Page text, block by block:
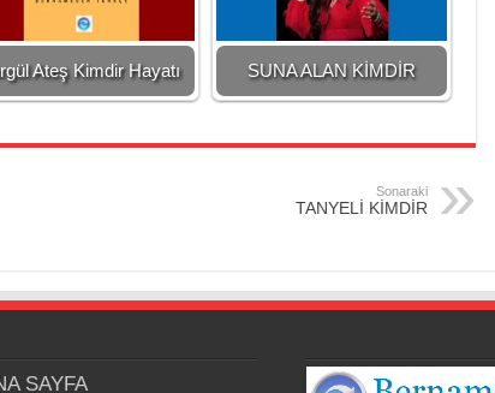
Ateş Kimdir Hayatı SUNA ALAN KİMDİR
Sonaraki
TANYELİ KİMDİR
SAYFA